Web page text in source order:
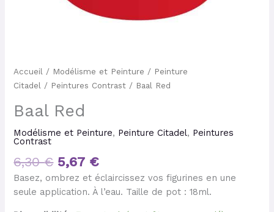
Accueil / Modélisme et Peinture / Peinture
Citadel / Peintures Contrast / Baal Red
Baal Red
Modélisme et Peinture, Peinture Citadel, Peintures
Contrast
6,30€ 5,67 €
Basez, ombrez et éclaircissez vos figurines en une
seule application. À l’eau. Taille de pot : 18ml.